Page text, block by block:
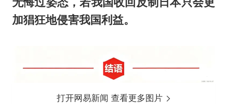
加猖狂地侵害我国利益。
打开网易新闻 查看更多图片